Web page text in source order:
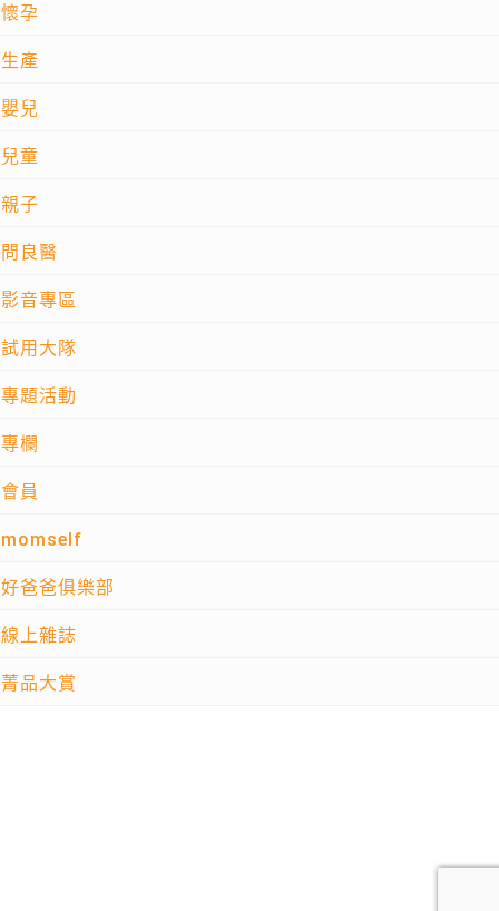
懷孕
生產
嬰兒
兒童
親子
問良醫
影音專區
試用大隊
專題活動
專欄
會員
momself
好爸爸俱樂部
線上雜誌
菁品大賞